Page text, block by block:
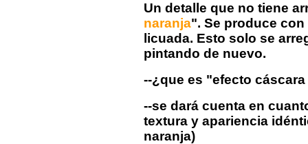
Un detalle que no tiene
naranja". Se produce
licuada. Esto solo se
pintando de nuevo.
--¿que es "efecto
--se dará cuenta en
textura y apariencia
naranja)